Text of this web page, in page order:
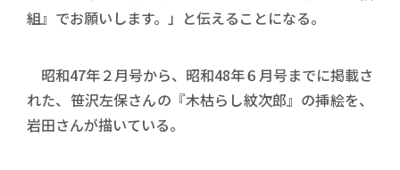
組』でお願いします。」と伝えることになる。
昭和47年２月号から、昭和48年６月号までに掲載さ
れた、笹沢左保さんの『木枯らし紋次郎』の挿絵を、
岩田さんが描いている。